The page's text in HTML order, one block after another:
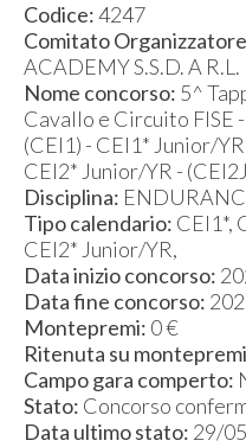
Codice:4247
Comitato
ACADEMY S.S.D. A R.L.
Nome concorso: 5^
Cavallo e Circuito FISE
(CEI1) - CEI1* Junior/
CEI2* Junior/YR -
Disciplina:
Tipo calendario: CEI1*,
CEI2* Junior/YR,
Data inizio concorso:
Data fine concorso:
Montepremi: 0 €
Ritenuta su
Campo gara comperto:
Stato: Concorso
Data ultimo stato: 29/